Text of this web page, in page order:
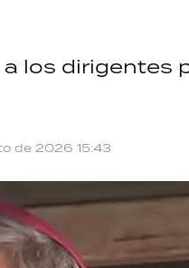
los dirigentes
de 2026 15:43